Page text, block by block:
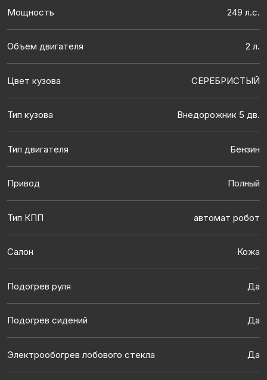
Мощность 249 л.с.
Объем двигателя 2 л.
Цвет кузова СЕРЕБРИСТЫЙ
Тип кузова Внедорожник 5 дв.
Тип двигателя Бензин
Привод Полный
Тип КПП автомат робот
Салон Кожа
Подогрев руля Да
Подогрев сидений Да
Электрообогрев лобового стекла Да